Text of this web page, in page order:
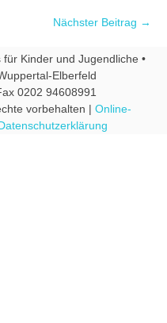
Nächster Beitrag →
für Kinder und Jugendliche •
Elberfeld
0202 94608991
vorbehalten | Online-